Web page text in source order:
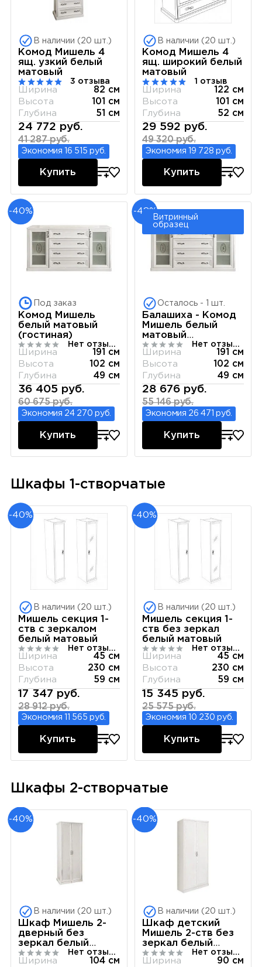
В наличии (20 шт.)
Комод Мишель 4
ящ. узкий белый
матовый
3 отзыва
Ширина
82 см
Высота
101 см
Глубина
51 см
24 772 руб.
41 287 руб.
Экономия 16 515 руб.
Купить
В наличии (20 шт.)
Комод Мишель 4
ящ. широкий белый
матовый
1 отзыв
Ширина
122 см
Высота
101 см
Глубина
52 см
29 592 руб.
49 320 руб.
Экономия 19 728 руб.
Купить
-40%
Под заказ
Комод Мишель
белый матовый
(гостиная)
Нет отзывов
Ширина
191 см
Высота
102 см
Глубина
49 см
36 405 руб.
60 675 руб.
Экономия 24 270 руб.
Купить
-48%
Витринный
образец
Осталось - 1 шт.
Балашиха - Комод
Мишель белый
матовый
(гостиная)
Нет отзывов
Ширина
191 см
Высота
102 см
Глубина
49 см
28 676 руб.
55 146 руб.
Экономия 26 471 руб.
Купить
Шкафы 1-створчатые
-40%
В наличии (20 шт.)
Мишель секция 1-
ств с зеркалом
белый матовый
Нет отзывов
Ширина
45 см
Высота
230 см
Глубина
59 см
17 347 руб.
28 912 руб.
Экономия 11 565 руб.
Купить
-40%
В наличии (20 шт.)
Мишель секция 1-
ств без зеркал
белый матовый
Нет отзывов
Ширина
45 см
Высота
230 см
Глубина
59 см
15 345 руб.
25 575 руб.
Экономия 10 230 руб.
Купить
Шкафы 2-створчатые
-40%
В наличии (20 шт.)
Шкаф Мишель 2-
дверный без
зеркал белый
матовый
Нет отзывов
Ширина
104 см
-40%
В наличии (20 шт.)
Шкаф детский
Мишель 2-ств без
зеркал белый
матовый
Нет отзывов
Ширина
90 см